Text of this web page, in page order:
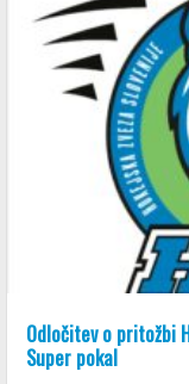
Odločitev o pritožbi
Super pokal